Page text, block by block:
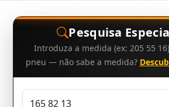
Pesquisa
Introduza a medida (ex: 205 55
pneu — não sabe a medida?